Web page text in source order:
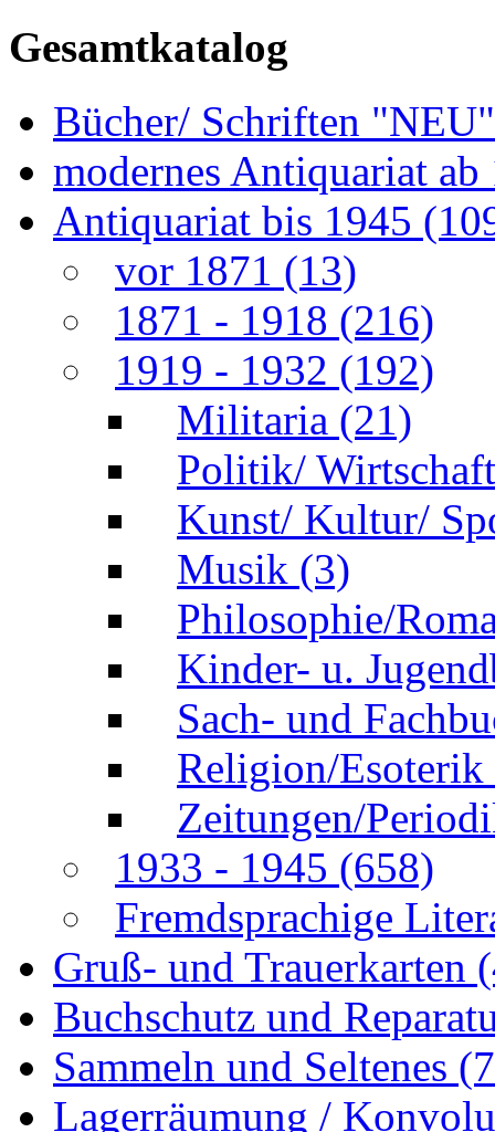
Gesamtkatalog
Bücher/ Schriften
modernes Antiquariat
Antiquariat bis 1945
vor 1871 (13)
1871 - 1918 (216)
1919 - 1932 (192)
Militaria (21)
Politik/
Kunst/ Kultur/
Musik (3)
Philosophie/
Kinder- u.
Sach- und
Religion/Esoterik
Zeitungen/
1933 - 1945 (658)
Fremdsprachige
Gruß- und Trauerkarten
Buchschutz und
Sammeln und Seltenes
Lagerräumung /